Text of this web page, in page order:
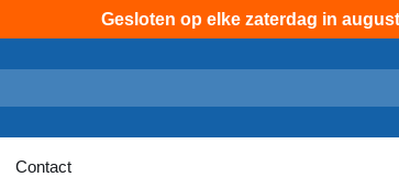
Gesloten op elke zaterdag in
Contact